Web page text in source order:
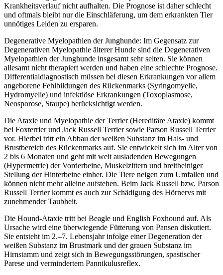
Krankheitsverlauf nicht aufhalten. Die Prognose ist daher schlecht
und oftmals bleibt nur die Einschläferung, um dem erkrankten Tier
unnötiges Leiden zu ersparen.
Degenerative Myelopathien der Junghunde: Im Gegensatz zur
Degenerativen Myelopathie älterer Hunde sind die Degenerativen
Myelopathien der Junghunde insgesamt sehr selten. Sie können
allesamt nicht therapiert werden und haben eine schlechte Prognose.
Differentialdiagnostisch müssen bei diesen Erkrankungen vor allem
angeborene Fehlbildungen des Rückenmarks (Syringomyelie,
Hydromyelie) und infektiöse Erkrankungen (Toxoplasmose,
Neosporose, Staupe) berücksichtigt werden.
Die Ataxie und Myelopathie der Terrier (Hereditäre Ataxie) kommt
bei Foxterrier und Jack Russell Terrier sowie Parson Russell Terrier
vor. Hierbei tritt ein Abbau der weißen Substanz im Hals- und
Brustbereich des Rückenmarks auf. Sie entwickelt sich im Alter von
2 bis 6 Monaten und geht mit weit ausladenden Bewegungen
(Hypermetrie) der Vorderbeine, Muskelzittern und breitbeiniger
Stellung der Hinterbeine einher. Die Tiere neigen zum Umfallen und
können nicht mehr alleine aufstehen. Beim Jack Russell bzw. Parson
Russell Terrier kommt es auch zur Schädigung des Hörnervs mit
zunehmender Taubheit.
Die Hound-Ataxie tritt bei Beagle und English Foxhound auf. Als
Ursache wird eine überwiegende Fütterung von Pansen diskutiert.
Sie entsteht im 2.–7. Lebensjahr infolge einer Degeneration der
weißen Substanz im Brustmark und der grauen Substanz im
Hirnstamm und zeigt sich in Bewegungsstörungen, spastischer
Parese und vermindertem Pannikulusreflex.